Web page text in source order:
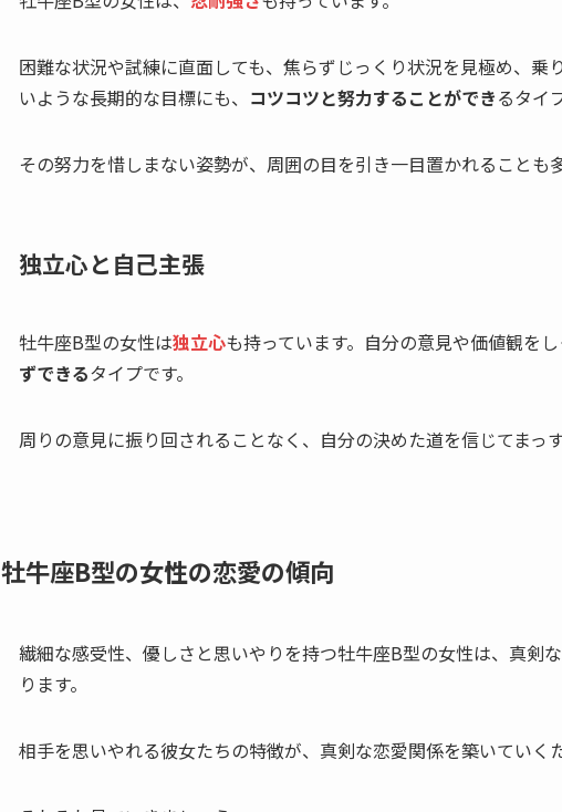
困難な状況や試練に直面しても、焦らずじっくり状況を見極め、乗
いような長期的な目標にも、 コツコツと努力することができるタイ
その努力を惜しまない姿勢が、周囲の目を引き一目置かれることも多
独立心と自己主張
牡牛座B型の女性は独立心も持っています。自分の意見や価値観を
ずできるタイプです。
周りの意見に振り回されることなく、自分の決めた道を信じてまっ
牡牛座B型の女性の恋愛の傾向
繊細な感受性、優しさと思いやりを持つ牡牛座B型の女性は、真剣
ります。
相手を思いやれる彼女たちの特徴が、真剣な恋愛関係を築いていく